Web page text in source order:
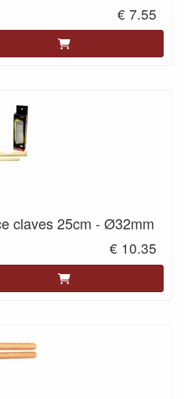
€ 7.55
claves 25cm - Ø32mm
€ 10.35